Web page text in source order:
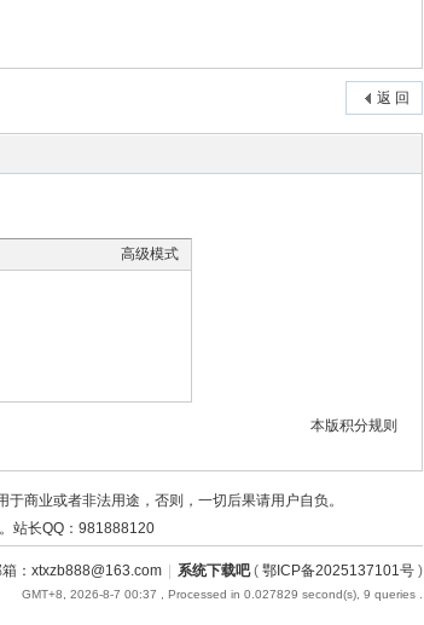
返 回
高级模式
本版积分规则
商业或者非法用途，否则，一切后果请用户自负。
站长QQ：981888120
：xtxzb888@163.com 系统下载吧( 鄂ICP备2025137101号 )
GMT+8, 2026-8-7 00:37 , Processed in 0.027829 second(s), 9 queries .